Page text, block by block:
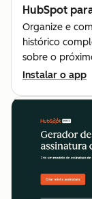
HubSpot
Organize e
histórico
sobre o
Instalar o app